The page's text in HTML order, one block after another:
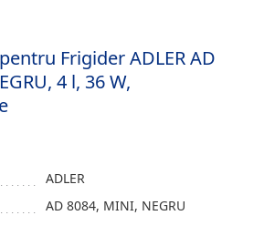
Frigider ADLER AD
4 l, 36 W,
ADLER
AD 8084, MINI, NEGRU